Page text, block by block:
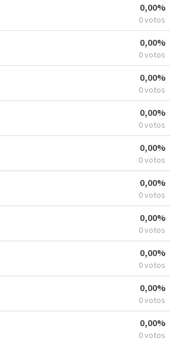
0,00%
0 votos
0,00%
0 votos
0,00%
0 votos
0,00%
0 votos
0,00%
0 votos
0,00%
0 votos
0,00%
0 votos
0,00%
0 votos
0,00%
0 votos
0,00%
0 votos